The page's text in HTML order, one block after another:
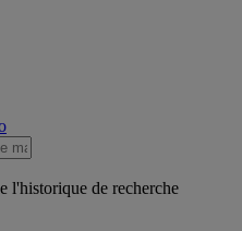
l'historique de recherche